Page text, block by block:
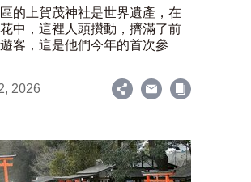
的上賀茂神社是世界遺產，在
中，這裡人頭攢動，擠滿了前
客，這是他們今年的首次參
2026